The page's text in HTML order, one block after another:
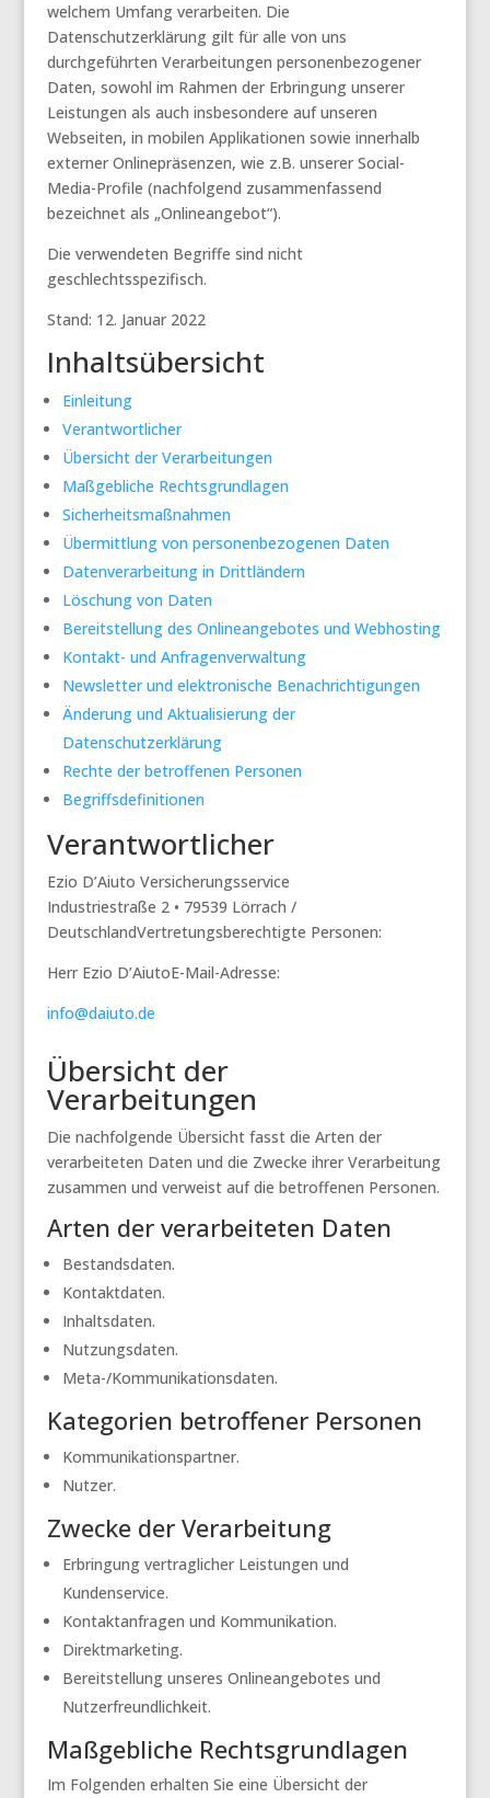
welchem Umfang verarbeiten. Die
Datenschutzerklärung gilt für alle von uns
durchgeführten Verarbeitungen personenbezogener
Daten, sowohl im Rahmen der Erbringung unserer
Leistungen als auch insbesondere auf unseren
Webseiten, in mobilen Applikationen sowie innerhalb
externer Onlinepräsenzen, wie z.B. unserer Social-
Media-Profile (nachfolgend zusammenfassend
bezeichnet als „Onlineangebot“).
Die verwendeten Begriffe sind nicht
geschlechtsspezifisch.
Stand: 12. Januar 2022
Inhaltsübersicht
Einleitung
Verantwortlicher
Übersicht der Verarbeitungen
Maßgebliche Rechtsgrundlagen
Sicherheitsmaßnahmen
Übermittlung von personenbezogenen Daten
Datenverarbeitung in Drittländern
Löschung von Daten
Bereitstellung des Onlineangebotes und Webhosting
Kontakt- und Anfragenverwaltung
Newsletter und elektronische Benachrichtigungen
Änderung und Aktualisierung der
Datenschutzerklärung
Rechte der betroffenen Personen
Begriffsdefinitionen
Verantwortlicher
Ezio D’Aiuto Versicherungsservice
Industriestraße 2 • 79539 Lörrach /
DeutschlandVertretungsberechtigte Personen:
Herr Ezio D’AiutoE-Mail-Adresse:
info@daiuto.de
Übersicht der
Verarbeitungen
Die nachfolgende Übersicht fasst die Arten der
verarbeiteten Daten und die Zwecke ihrer Verarbeitung
zusammen und verweist auf die betroffenen Personen.
Arten der verarbeiteten Daten
Bestandsdaten.
Kontaktdaten.
Inhaltsdaten.
Nutzungsdaten.
Meta-/Kommunikationsdaten.
Kategorien betroffener Personen
Kommunikationspartner.
Nutzer.
Zwecke der Verarbeitung
Erbringung vertraglicher Leistungen und
Kundenservice.
Kontaktanfragen und Kommunikation.
Direktmarketing.
Bereitstellung unseres Onlineangebotes und
Nutzerfreundlichkeit.
Maßgebliche Rechtsgrundlagen
Im Folgenden erhalten Sie eine Übersicht der